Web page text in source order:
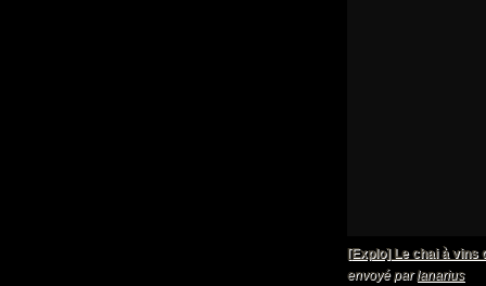
[Explo] Le chai à vins
envoyé parlanarius